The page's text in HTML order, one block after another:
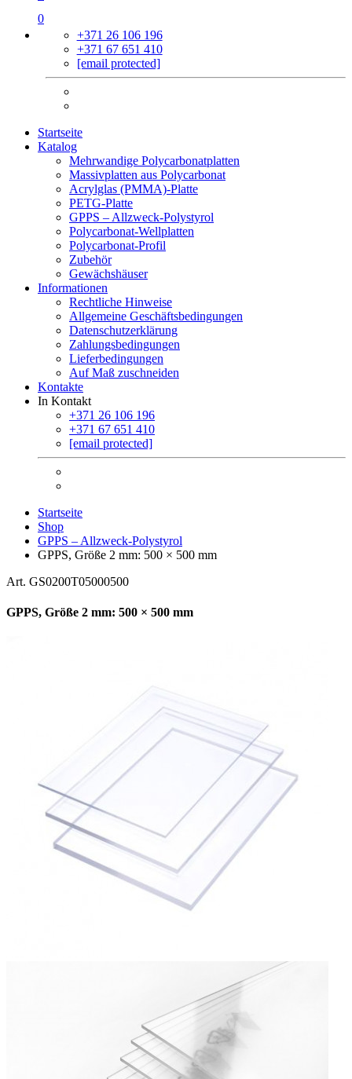
0
+371 26 106 196
+371 67 651 410
[email protected]
Startseite
Katalog
Mehrwandige Polycarbonatplatten
Massivplatten aus Polycarbonat
Acrylglas (PMMA)-Platte
PETG-Platte
GPPS – Allzweck-Polystyrol
Polycarbonat-Wellplatten
Polycarbonat-Profil
Zubehör
Gewächshäuser
Informationen
Rechtliche Hinweise
Allgemeine Geschäftsbedingungen
Datenschutzerklärung
Zahlungsbedingungen
Lieferbedingungen
Auf Maß zuschneiden
Kontakte
In Kontakt
+371 26 106 196
+371 67 651 410
[email protected]
Startseite
Shop
GPPS – Allzweck-Polystyrol
GPPS, Größe 2 mm: 500 × 500 mm
Art. GS0200T05000500
GPPS, Größe 2 mm: 500 × 500 mm